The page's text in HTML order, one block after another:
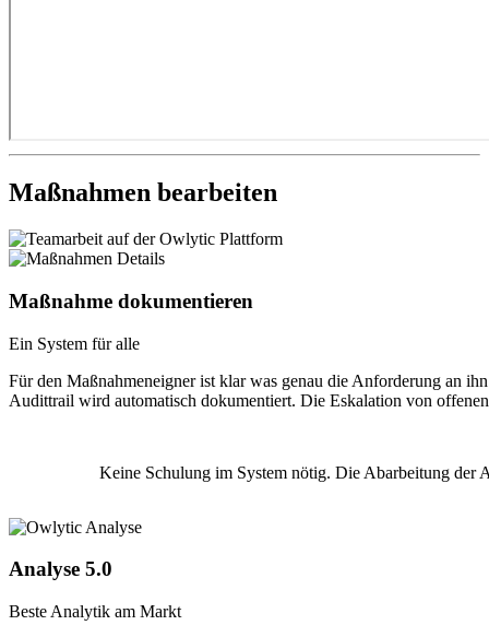
Maßnahmen bearbeiten
Maßnahme dokumentieren
Ein System für alle
Für den Maßnahmeneigner ist klar was genau die Anforderung an
Audittrail wird automatisch dokumentiert. Die Eskalation von
Keine Schulung im System nötig. Die Abarbeitung der
Analyse 5.0
Beste Analytik am Markt